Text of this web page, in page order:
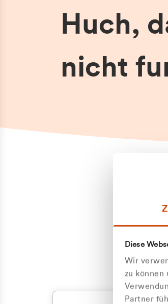
Diese
Wir
zu können
Partner
Huch,
nicht